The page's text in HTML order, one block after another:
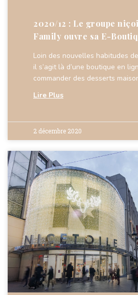
2020/12 : Le groupe
Family ouvre sa E-
Loin des nouvelles habitudes
il s’agit là d’une boutique en
commander des desserts
Lire Plus
2 décembre 2020